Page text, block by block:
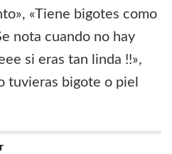
«Tiene bigotes como
nota cuando no hay
si eras tan linda !!»,
tuvieras bigote o piel